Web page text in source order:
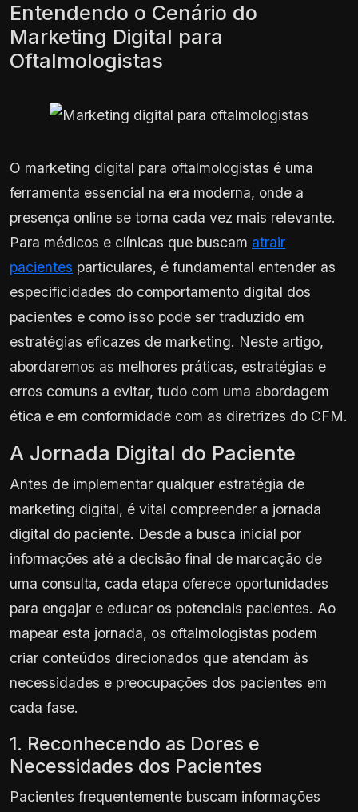
Entendendo o Cenário do
Marketing Digital para
Oftalmologistas
O marketing digital para oftalmologistas é uma
ferramenta essencial na era moderna, onde a
presença online se torna cada vez mais relevante.
Para médicos e clínicas que buscam atrair
pacientes particulares, é fundamental entender as
especificidades do comportamento digital dos
pacientes e como isso pode ser traduzido em
estratégias eficazes de marketing. Neste artigo,
abordaremos as melhores práticas, estratégias e
erros comuns a evitar, tudo com uma abordagem
ética e em conformidade com as diretrizes do CFM.
A Jornada Digital do Paciente
Antes de implementar qualquer estratégia de
marketing digital, é vital compreender a jornada
digital do paciente. Desde a busca inicial por
informações até a decisão final de marcação de
uma consulta, cada etapa oferece oportunidades
para engajar e educar os potenciais pacientes. Ao
mapear esta jornada, os oftalmologistas podem
criar conteúdos direcionados que atendam às
necessidades e preocupações dos pacientes em
cada fase.
1. Reconhecendo as Dores e
Necessidades dos Pacientes
Pacientes frequentemente buscam informações